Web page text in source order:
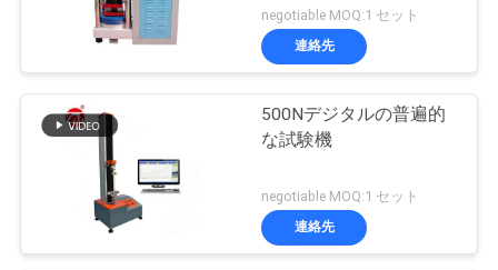
negotiable MOQ:1 セット
連絡先
500Nデジタルの普遍的
な試験機
negotiable MOQ:1 セット
連絡先